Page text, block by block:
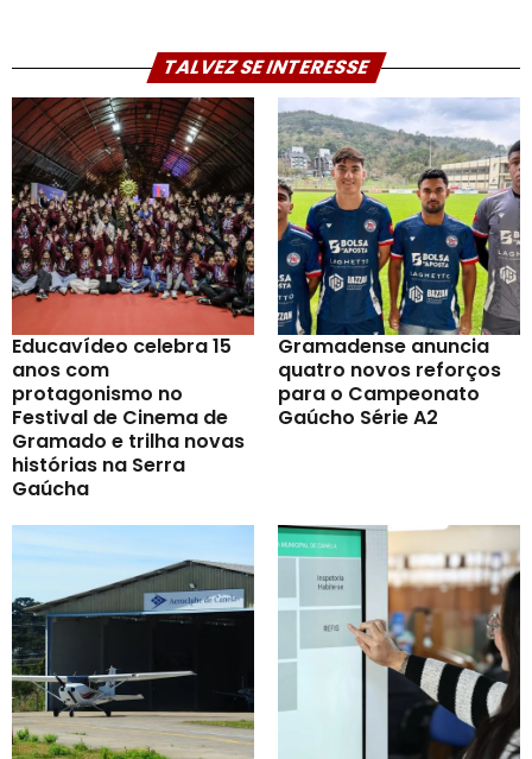
TALVEZ SE INTERESSE
Educavídeo celebra 15
anos com
protagonismo no
Festival de Cinema de
Gramado e trilha novas
histórias na Serra
Gaúcha
Gramadense anuncia
quatro novos reforços
para o Campeonato
Gaúcho Série A2